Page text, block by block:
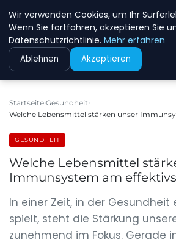
MFD
Startseite Gesundheit
Welche Lebensmittel stärken unser
GESUNDHEIT
Welche Lebensmittel
Immunsystem am
In einer Zeit, in der Gesundheit
spielt, steht die Stärkung
zunehmend im Fokus. Gerade
Wir verwenden Cookies, um Ihr
Wenn Sie fortfahren, akzeptieren Sie
Datenschutzrichtlinie. Mehr erfahren
Ablehnen Akzeptieren